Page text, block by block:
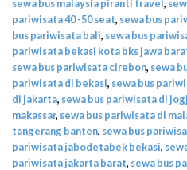
sewa bus malaysia piranti travel,
pariwisata 40 -50 seat, sewa bus
bus pariwisata bali, sewa bus
pariwisata bekasi kota bks jawa
sewa bus pariwisata cirebon, sewa
pariwisata di bekasi, sewa bus
di jakarta, sewa bus pariwisata di
makassar, sewa bus pariwisata di
tangerang banten, sewa bus
pariwisata jabodetabek bekasi,
pariwisata jakarta barat, sewa bus